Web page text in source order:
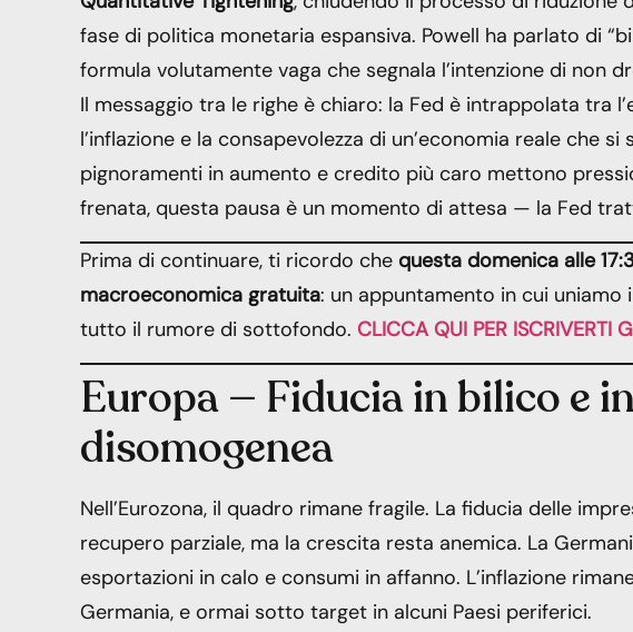
fase di politica monetaria espansiva. Powell ha parlato di
formula volutamente vaga che segnala l’intenzione di non
Il messaggio tra le righe è chiaro: la Fed è intrappolata tra
l’inflazione e la consapevolezza di un’economia reale che
pignoramenti in aumento e credito più caro mettono
frenata, questa pausa è un momento di attesa — la Fed
Prima di continuare, ti ricordo che questa domenica alle
macroeconomica gratuita: un appuntamento in cui
tutto il rumore di sottofondo. CLICCA QUI PER ISCRIVERTI
Europa — Fiducia in bilico e
disomogenea
Nell’Eurozona, il quadro rimane fragile. La fiducia delle
recupero parziale, ma la crescita resta anemica. La
esportazioni in calo e consumi in affanno. L’inflazione
Germania, e ormai sotto target in alcuni Paesi periferici.